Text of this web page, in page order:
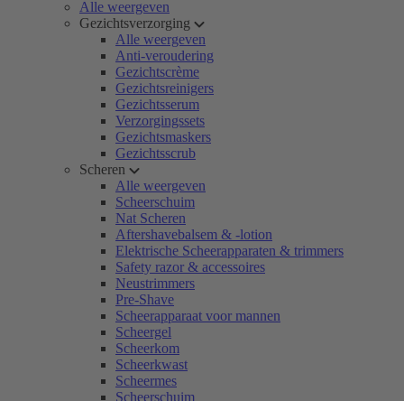
Alle weergeven
Gezichtsverzorging
Alle weergeven
Anti-veroudering
Gezichtscrème
Gezichtsreinigers
Gezichtsserum
Verzorgingssets
Gezichtsmaskers
Gezichtsscrub
Scheren
Alle weergeven
Scheerschuim
Nat Scheren
Aftershavebalsem & -lotion
Elektrische Scheerapparaten & trimmers
Safety razor & accessoires
Neustrimmers
Pre-Shave
Scheerapparaat voor mannen
Scheergel
Scheerkom
Scheerkwast
Scheermes
Scheerschuim